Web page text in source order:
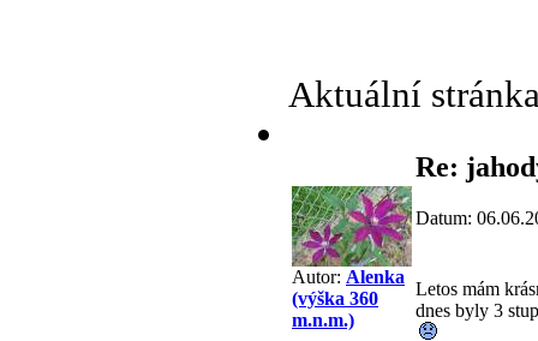
Aktuální
Autor: Alenka
(výška 360
m.n.m.)
Re:
Datum:
Letos mám
dnes byly 3